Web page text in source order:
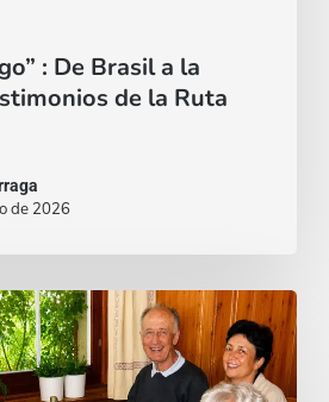
: De Brasil a la
de la Ruta
de 2026